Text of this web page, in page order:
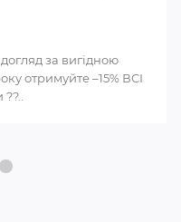
за вигідною
отримуйте –15% ВСІ